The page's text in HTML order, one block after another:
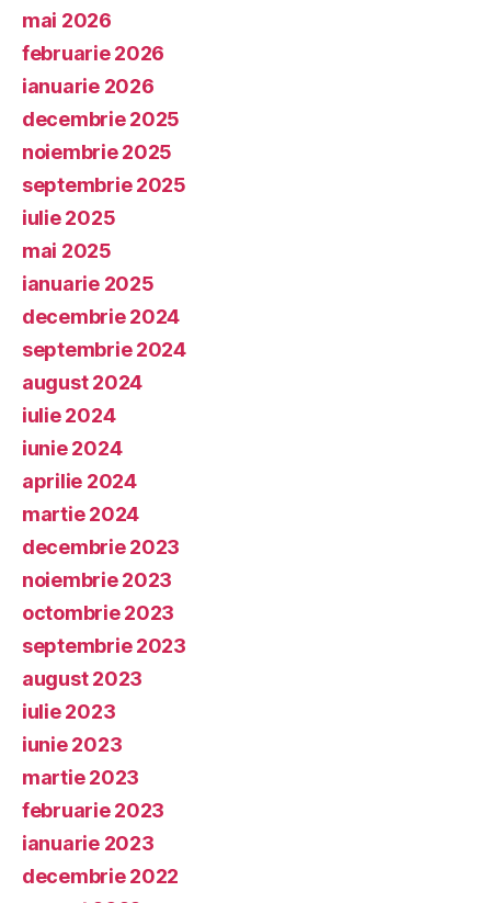
mai 2026
februarie 2026
ianuarie 2026
decembrie 2025
noiembrie 2025
septembrie 2025
iulie 2025
mai 2025
ianuarie 2025
decembrie 2024
septembrie 2024
august 2024
iulie 2024
iunie 2024
aprilie 2024
martie 2024
decembrie 2023
noiembrie 2023
octombrie 2023
septembrie 2023
august 2023
iulie 2023
iunie 2023
martie 2023
februarie 2023
ianuarie 2023
decembrie 2022